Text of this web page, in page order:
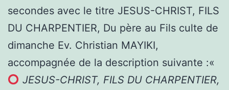
secondes avec le titre JESUS-CHRIST, FILS
DU CHARPENTIER, Du père au Fils culte de
dimanche Ev. Christian MAYIKI,
accompagnée de la description suivante :«
JESUS-CHRIST, FILS DU CHARPENTIER,